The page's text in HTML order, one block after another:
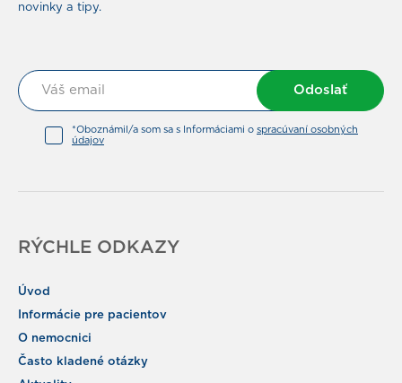
novinky a tipy.
Odoslať
*Oboznámil/a som sa s Informáciami o spracúvaní osobných
údajov
RÝCHLE ODKAZY
Úvod
Informácie pre pacientov
O nemocnici
Často kladené otázky